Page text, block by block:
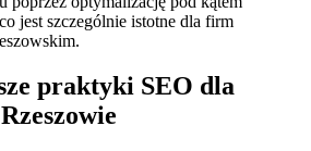
jest szczególnie istotne dla firm
praktyki SEO dla